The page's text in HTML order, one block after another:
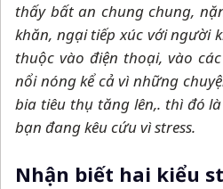
thấy bất an chung chung,
khăn, ngại tiếp xúc với người
thuộc vào điện thoại, vào
nổi nóng kể cả vì những
bia tiêu thụ tăng lên,. thì đó
bạn đang kêu cứu vì stress.
Nhận biết hai kiểu